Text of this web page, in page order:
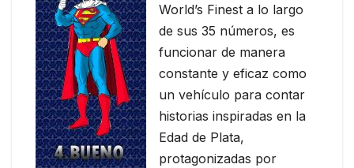
World’s Finest a lo largo
de sus 35 números, es
funcionar de manera
constante y eficaz como
un vehículo para contar
historias inspiradas en la
Edad de Plata,
protagonizadas por